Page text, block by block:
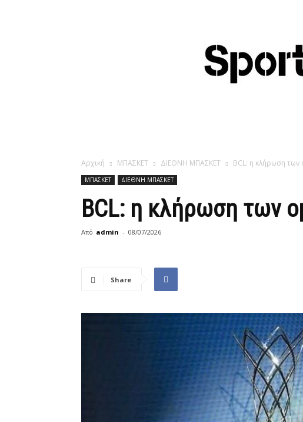
Αρχική ΜΠΑΣΚΕΤ ΔΙΕΘΝΗ ΜΠΑΣΚΕΤ BCL: η κλήρωση των
ΜΠΑΣΚΕΤ ΔΙΕΘΝΗ ΜΠΑΣΚΕΤ
BCL: η κλήρωση των
Από admin - 08/07/2026
Share